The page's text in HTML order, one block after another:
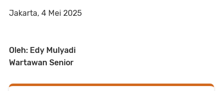
Jakarta, 4 Mei 2025
Oleh: Edy Mulyadi
Wartawan Senior